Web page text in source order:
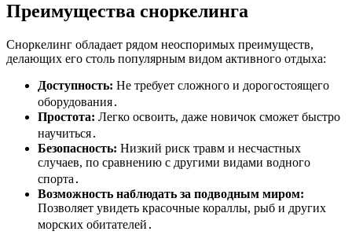
Преимущества сноркелинга
Сноркелинг обладает рядом неоспоримых преимуществ,
делающих его столь популярным видом активного отдыха:
Доступность: Не требует сложного и дорогостоящего
оборудования․
Простота: Легко освоить, даже новичок сможет быстро
научиться․
Безопасность: Низкий риск травм и несчастных
случаев, по сравнению с другими видами водного
спорта․
Возможность наблюдать за подводным миром:
Позволяет увидеть красочные кораллы, рыб и других
морских обитателей․